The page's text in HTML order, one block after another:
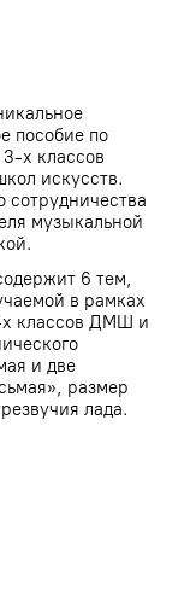
пособие по
х классов
искусств.
сотрудничества
музыкальной
6 тем,
в рамках
классов ДМШ и
и две
размер
лада.